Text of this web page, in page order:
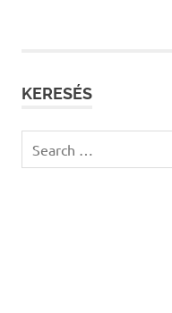
KERESÉS
for: